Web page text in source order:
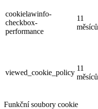
cookielawinfo-
checkbox-
performance
11
měsíců
viewed_cookie_policy
11
měsíců
Funkční soubory cookie